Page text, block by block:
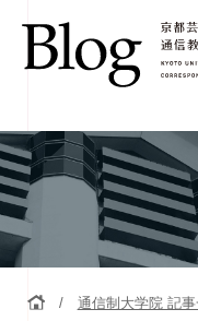
通信制大学院 記事